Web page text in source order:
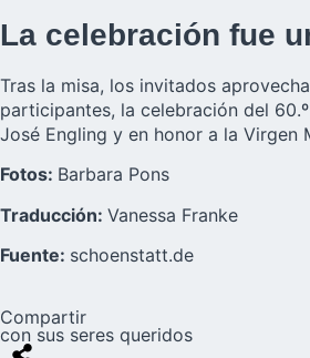
La celebración fue
Tras la misa, los invitados
participantes, la celebración del
José Engling y en honor a la Virgen
Fotos: Barbara Pons
Traducción: Vanessa Franke
Fuente: schoenstatt.de
Compartir
con sus seres queridos